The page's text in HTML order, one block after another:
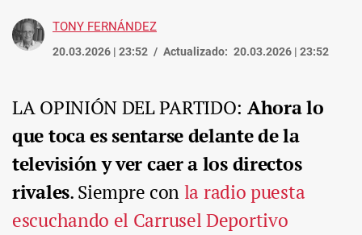
TONY FERNÁNDEZ
20.03.2026 | 23:52 Actualizado: 20.03.2026 | 23:52
LA OPINIÓN DEL PARTIDO: Ahora lo
que toca es sentarse delante de la
televisión y ver caer a los directos
rivales. Siempre conla radio puesta
escuchando el Carrusel Deportivo